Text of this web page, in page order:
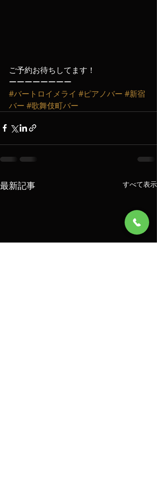
ご予約お待ちしてます！
ーーーーーーーー
#バートロイメライ #ピアノバー #新宿
バー #歌舞伎町バー
最新記事 すべて表示